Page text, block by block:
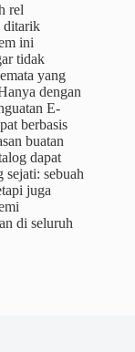
rel
ditarik
ini
tidak
yang
dengan
E-
berbasis
buatan
dapat
sejati: sebuah
juga
di seluruh